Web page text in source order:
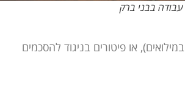
עבודה בבני ברק
או פיטורים בניגוד להסכמים